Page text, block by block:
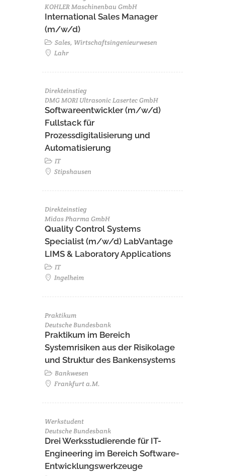
KOHLER Maschinenbau GmbH
International Sales Manager
(m/w/d)
Sales, Wirtschaftsingenieurwesen
Lahr
Direkteinstieg
DMG MORI Ultrasonic Lasertec GmbH
Softwareentwickler (m/w/d)
Fullstack für
Prozessdigitalisierung und
Automatisierung
IT
Stipshausen
Direkteinstieg
Midas Pharma GmbH
Quality Control Systems
Specialist (m/w/d) LabVantage
LIMS & Laboratory Applications
IT
Ingelheim
Praktikum
Deutsche Bundesbank
Praktikum im Bereich
Systemrisiken aus der Risikolage
und Struktur des Bankensystems
Bankwesen
Frankfurt a.M.
Werkstudent
Deutsche Bundesbank
Drei Werksstudierende für IT-
Engineering im Bereich Software-
Entwicklungswerkzeuge